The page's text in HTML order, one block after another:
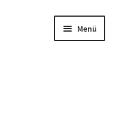
Menü